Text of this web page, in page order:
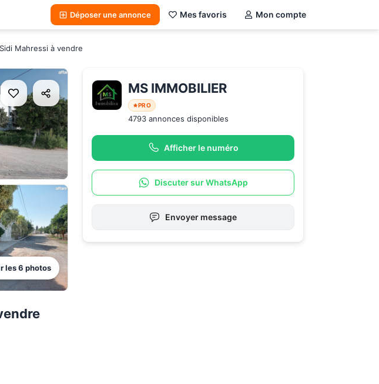
Déposer une annonce Mes favoris Mon compte
Mahressi à vendre
les6 photos
MS IMMOBILIER
PRO
4793 annonces disponibles
Afficher le numéro
Discuter sur WhatsApp
Envoyer message